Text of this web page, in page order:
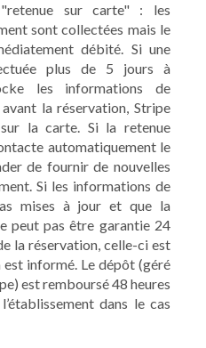
sur carte" : les
sont collectées mais le
débité. Si une
plus de 5 jours à
les informations de
la réservation, Stripe
la carte. Si la retenue
automatiquement le
de fournir de nouvelles
Si les informations de
mises à jour et que la
peut pas être garantie 24
la réservation, celle-ci est
est informé. Le dépôt (géré
est remboursé 48 heures
dans le cas